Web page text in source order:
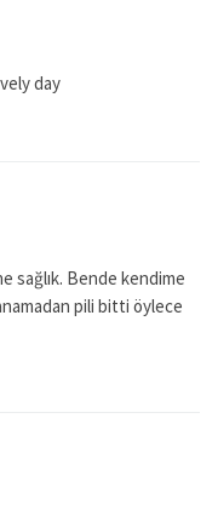
day
sağlık. Bende kendime
pili bitti öylece